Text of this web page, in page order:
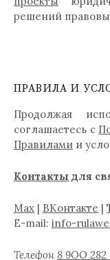
решений
ПРАВИЛА И
Продолжая
соглашаетесь с
Правилами и
Контакты для
Max | ВКонтакте |
E-mail: info-
Телефон 8 9ОО 282